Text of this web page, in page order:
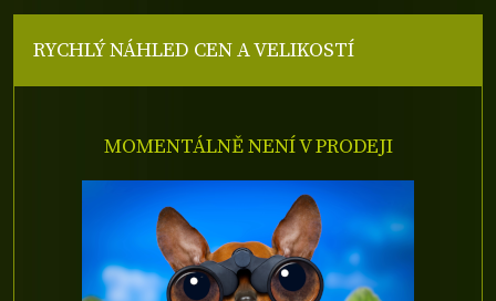
RYCHLÝ NÁHLED CEN A VELIKOSTÍ
MOMENTÁLNĚ NENÍ V PRODEJI